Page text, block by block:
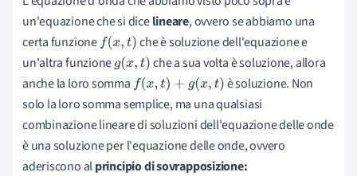
un'equazione che si dicelineare, ovvero se abbiamo una
certa funzionef(x,t)
che è soluzione dell'equazione e
un'altra funzioneg(x,t)
che a sua volta è soluzione, allora
anche la loro somma f(x,t)+g( x,t)
è soluzione. Non
solo la loro somma semplice, ma una qualsiasi
combinazione lineare di soluzioni dell'equazione delle onde
è una soluzione per l'equazione delle onde, ovvero
aderiscono alprincipio di sovrapposizione: